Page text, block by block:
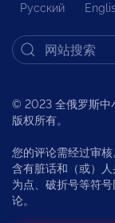
Русский
© 2023 全俄罗斯中
版权所有。
您的评论需经过审
含有脏话和（或）
为点、破折号等符
论。